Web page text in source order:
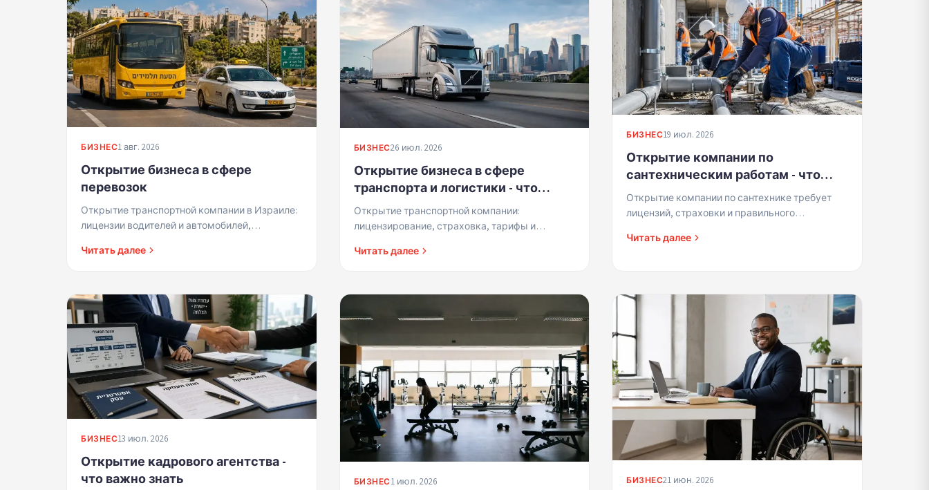
БИЗНЕС1 авг. 2026
Открытие бизнеса в сфере
перевозок
Открытие транспортной компании в Израиле:
лицензии водителей и автомобилей,
учащихся.
Читать далее
БИЗНЕС26 июл. 2026
Открытие бизнеса в сфере
транспорта и логистики - что
важно знать
Открытие транспортной компании:
лицензирование, страховка, тарифы и
доверия клиентов.
Читать далее
БИЗНЕС19 июл. 2026
Открытие компании по
сантехническим работам - что
важно знать
Открытие компании по сантехнике требует
лицензий, страховки и правильного
подрядчиков, начинающих в этой сфере.
Читать далее
БИЗНЕС13 июл. 2026
Открытие кадрового агентства -
что важно знать
БИЗНЕС1 июл. 2026 БИЗНЕС21 июн. 2026